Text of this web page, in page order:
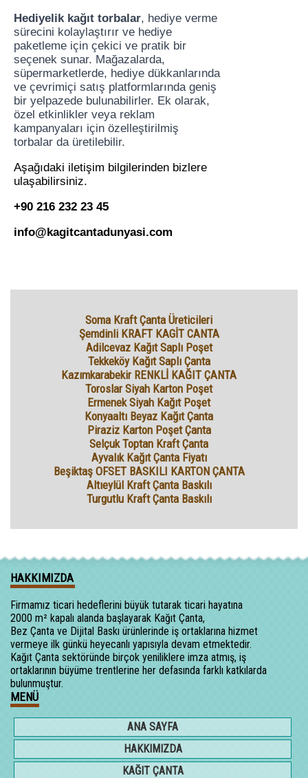
Hediyelik kağıt torbalar, hediye verme
sürecini kolaylaştırır ve hediye
paketleme için çekici ve pratik bir
seçenek sunar. Mağazalarda,
süpermarketlerde, hediye dükkanlarında
ve çevrimiçi satış platformlarında geniş
bir yelpazede bulunabilirler. Ek olarak,
özel etkinlikler veya reklam
kampanyaları için özelleştirilmiş
torbalar da üretilebilir.
Aşağıdaki iletişim bilgilerinden bizlere
ulaşabilirsiniz.
+90 216 232 23 45
info@kagitcantadunyasi.com
Soma Kraft Çanta Üreticileri
Şemdinli KRAFT KAGİT CANTA
Adilcevaz Kağıt Saplı Poşet
Tekkeköy Kağıt Saplı Çanta
Kazımkarabekir RENKLİ KAĞIT ÇANTA
Toroslar Siyah Karton Poşet
Ermenek Siyah Kağıt Poşet
Konyaaltı Beyaz Kağıt Çanta
Piraziz Karton Poşet Çanta
Selçuk Toptan Kraft Çanta
Ayvalık Kağıt Çanta Fiyatı
Beşiktaş OFSET BASKILI KARTON ÇANTA
Altıeylül Kraft Çanta Baskılı
Turgutlu Kraft Çanta Baskılı
HAKKIMIZDA
Firmamız ticari hedeflerini büyük tutarak ticari hayatına
2000 m² kapalı alanda başlayarak Kağıt Çanta,
Bez Çanta ve Dijital Baskı ürünlerinde iş ortaklarına hizmet
vermeye ilk günkü heyecanlı yapısıyla devam etmektedir.
Kağıt Çanta sektöründe birçok yeniliklere imza atmış, iş
ortaklarının büyüme trentlerine her defasında farklı katkılarda
bulunmuştur.
MENÜ
ANA SAYFA
HAKKIMIZDA
KAĞIT ÇANTA